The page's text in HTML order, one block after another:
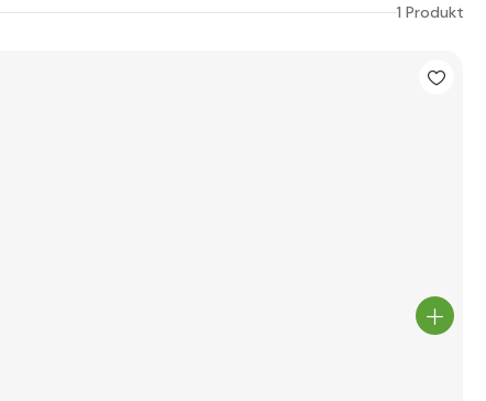
1 Produkt